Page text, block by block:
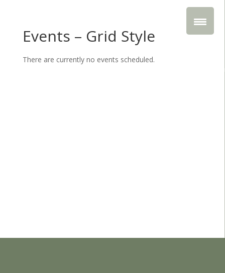
Events – Grid Style
There are currently no events scheduled.